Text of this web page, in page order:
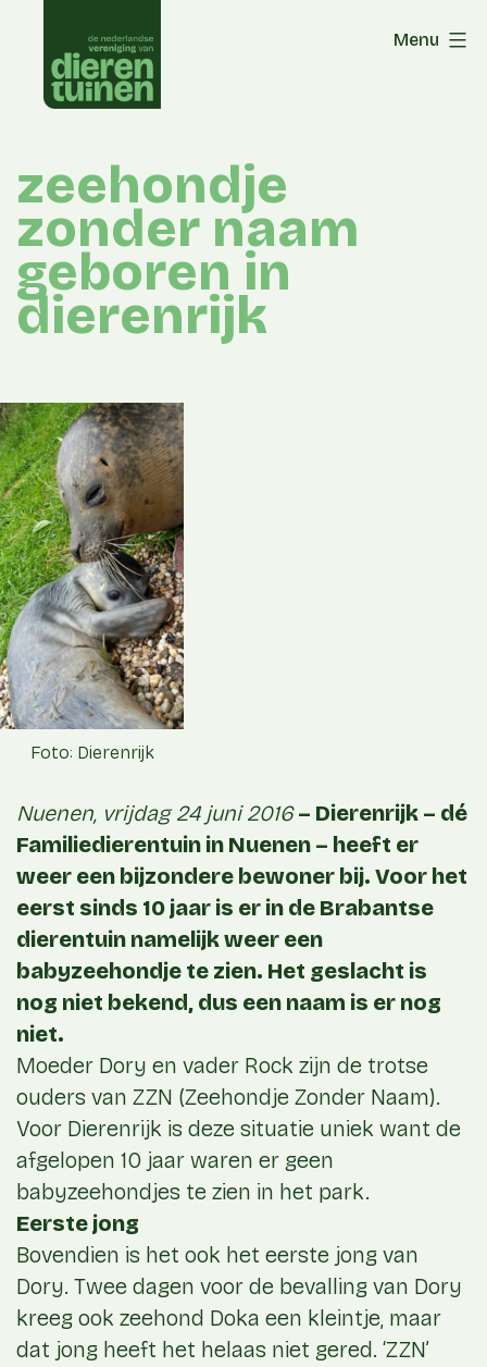
content
Menu
zeehondje
zonder naam
geboren in
dierenrijk
Foto: Dierenrijk
Nuenen, vrijdag 24 juni 2016– Dierenrijk – dé
Familiedierentuin in Nuenen – heeft er
weer een bijzondere bewoner bij. Voor het
eerst sinds 10 jaar is er in de Brabantse
dierentuin namelijk weer een
babyzeehondje te zien. Het geslacht is
nog niet bekend, dus een naam is er nog
niet.
Moeder Dory en vader Rock zijn de trotse
ouders van ZZN (Zeehondje Zonder Naam).
Voor Dierenrijk is deze situatie uniek want de
afgelopen 10 jaar waren er geen
babyzeehondjes te zien in het park.
Eerste jong
Bovendien is het ook het eerste jong van
Dory. Twee dagen voor de bevalling van Dory
kreeg ook zeehond Doka een kleintje, maar
dat jong heeft het helaas niet gered. ‘ZZN’